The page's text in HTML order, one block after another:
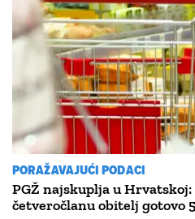
PORAŽAVAJUĆI PODACI
PGŽ najskuplja u
četveročlanu obitelj gotovo